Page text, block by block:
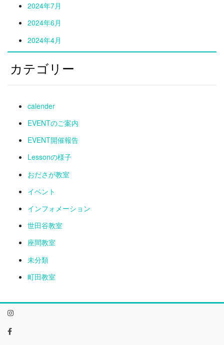
2024年7月
2024年6月
2024年4月
カテゴリー
calender
EVENTのご案内
EVENT開催報告
Lessonの様子
おださが教室
イベント
インフォメーション
世田谷教室
座間教室
未分類
町田教室